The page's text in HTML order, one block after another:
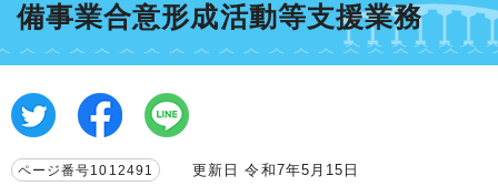
備事業合意形成活動等支援業務
ページ番号1012491 更新日 令和7年5月15日